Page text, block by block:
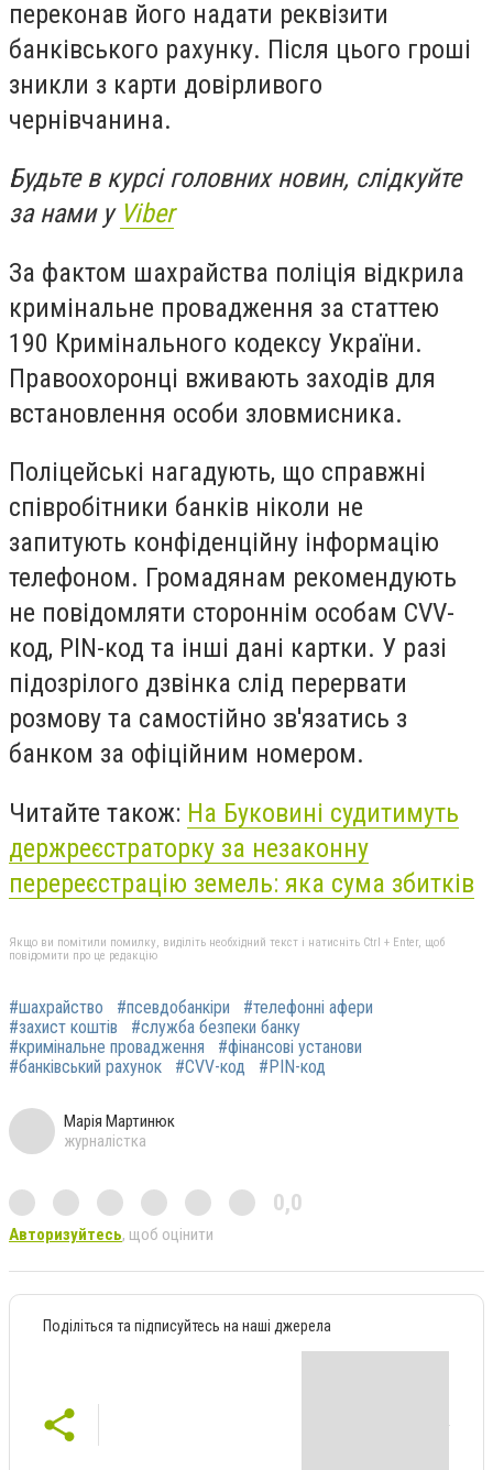
переконав його надати реквізити
банківського рахунку. Після цього гроші
зникли з карти довірливого
чернівчанина.
Будьте в курсі головних новин, слідкуйте
за нами у Viber
За фактом шахрайства поліція відкрила
кримінальне провадження за статтею
190 Кримінального кодексу України.
Правоохоронці вживають заходів для
встановлення особи зловмисника.
Поліцейські нагадують, що справжні
співробітники банків ніколи не
запитують конфіденційну інформацію
телефоном. Громадянам рекомендують
не повідомляти стороннім особам CVV-
код, PIN-код та інші дані картки. У разі
підозрілого дзвінка слід перервати
розмову та самостійно зв'язатись з
банком за офіційним номером.
Читайте також: На Буковині судитимуть
держреєстраторку за незаконну
перереєстрацію земель: яка сума збитків
Якщо ви помітили помилку, виділіть необхідний текст і натисніть Ctrl + Enter, щоб
повідомити про це редакцію
#шахрайство #псевдобанкіри
#телефонні афери
#захист коштів
#служба безпеки банку
#кримінальне провадження
#фінансові установи
#банківський рахунок
#CVV-код #PIN-код
Марія Мартинюк
журналістка
0,0
Авторизуйтесь, щоб оцінити
Поділіться та підписуйтесь на наші джерела